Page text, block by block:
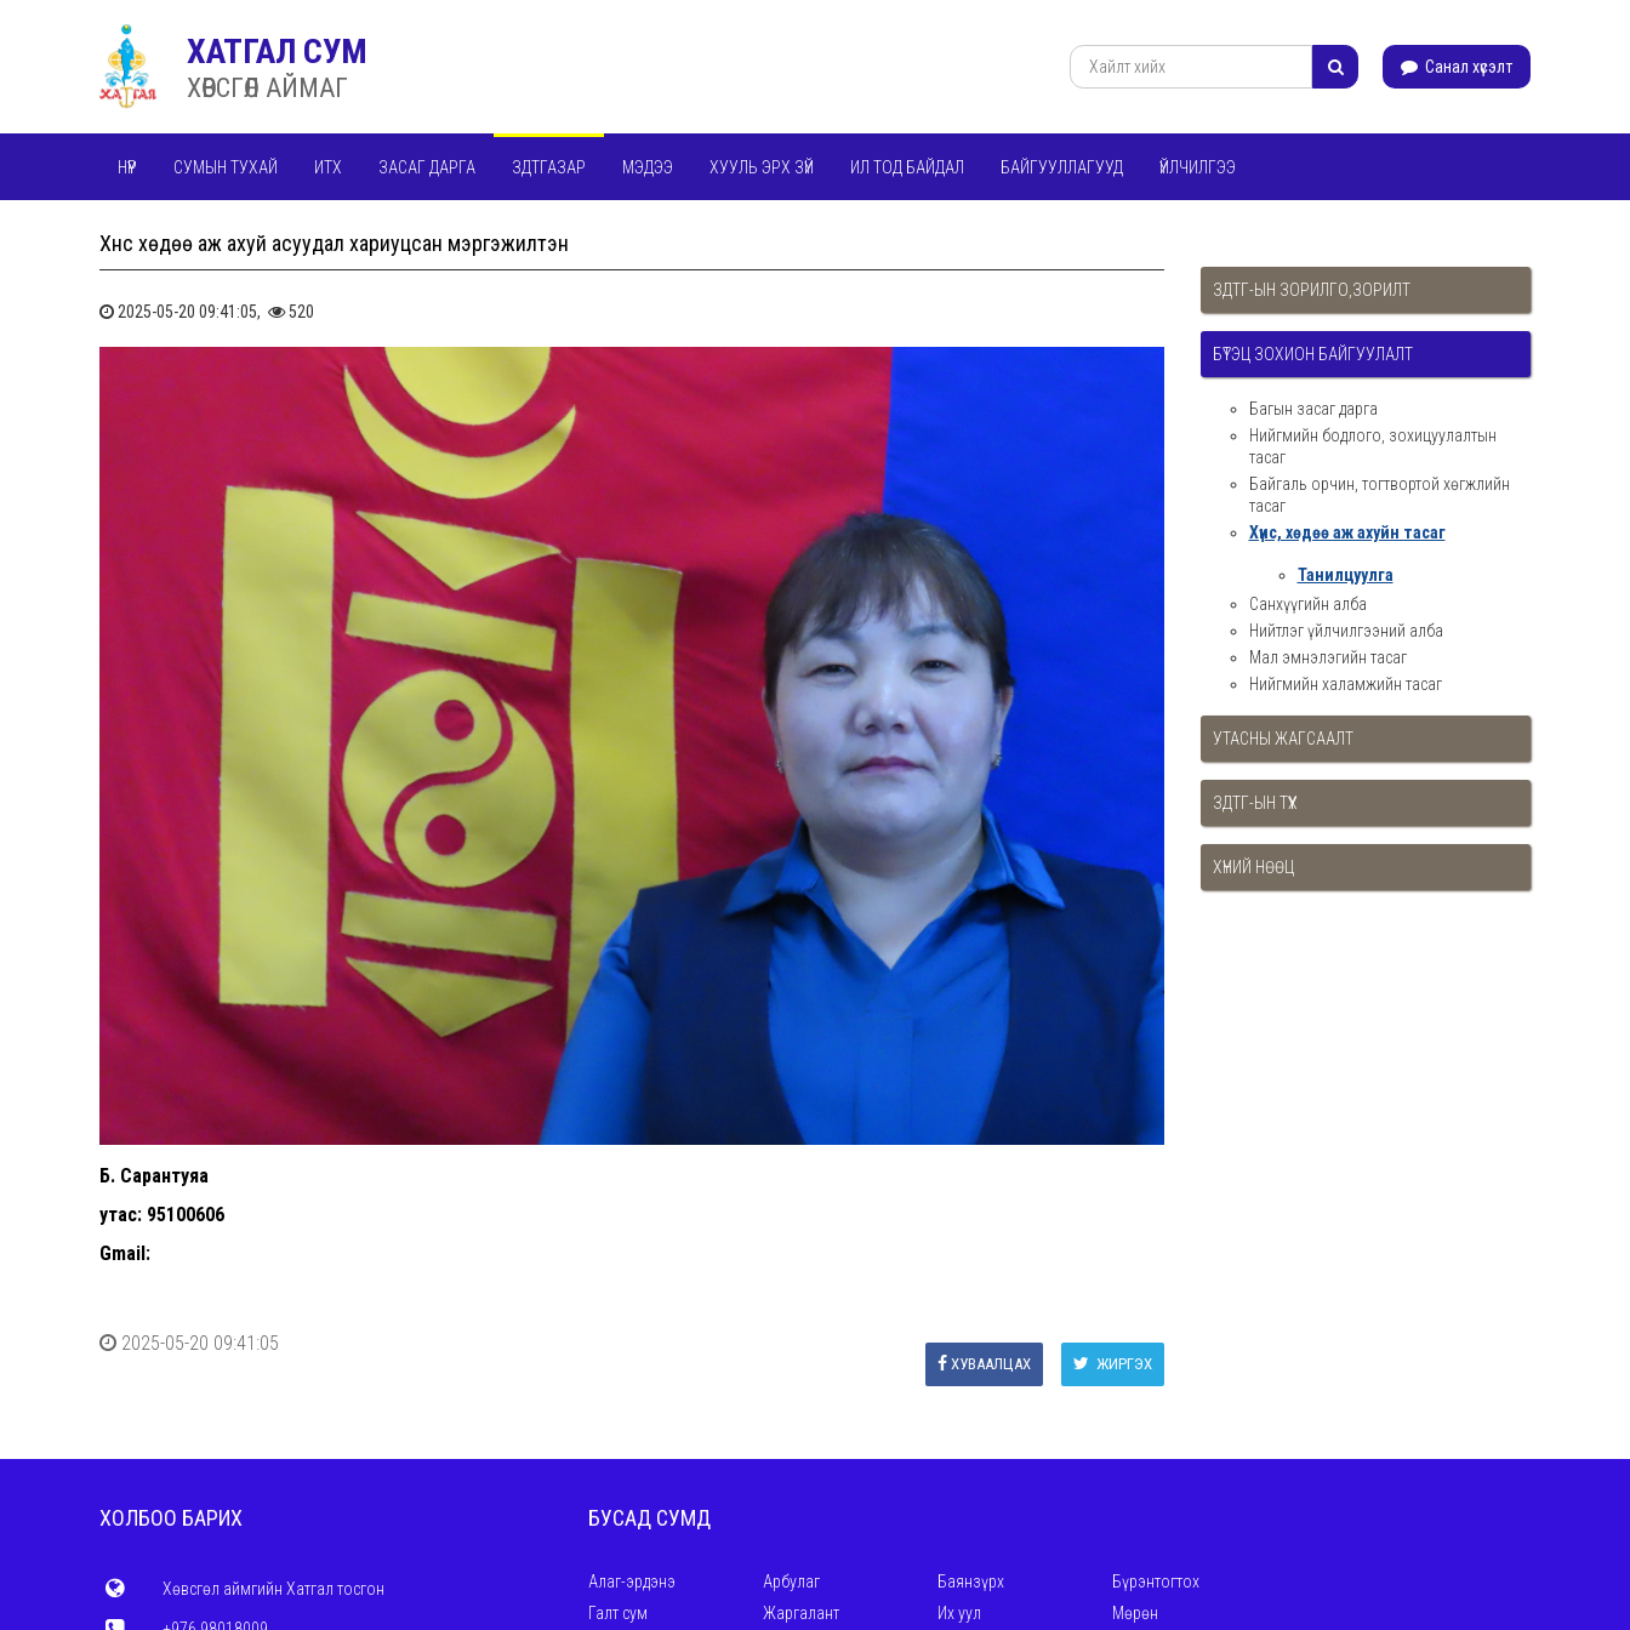
ХАТГАЛ СУМ
ХӨВСГӨЛ АЙМАГ
Санал хүсэлт
НҮҮР СУМЫН ТУХАЙ ИТХ ЗАСАГ ДАРГА ЗДТГАЗАР МЭДЭЭ ХУУЛЬ ЭРХ ЗҮЙ ИЛ ТОД БАЙДАЛ БАЙГУУЛЛАГУУД ҮЙЛЧИЛГЭЭ
Хүнс хөдөө аж ахуй асуудал хариуцсан мэргэжилтэн
2025-05-20 09:41:05, 520
Б. Сарантуяа
утас: 95100606
Gmail:
2025-05-20 09:41:05
ЖИРГЭХ
ХУВААЛЦАХ
ЗДТГ-ЫН ЗОРИЛГО,ЗОРИЛТ
БҮТЭЦ ЗОХИОН БАЙГУУЛАЛТ
Багын засаг дарга
Нийгмийн бодлого, зохицуулалтын
тасаг
Байгаль орчин, тогтвортой хөгжлийн
тасаг
Хүнс, хөдөө аж ахуйн тасаг
Танилцуулга
Санхүүгийн алба
Нийтлэг үйлчилгээний алба
Мал эмнэлэгийн тасаг
Нийгмийн халамжийн тасаг
УТАСНЫ ЖАГСААЛТ
ЗДТГ-ЫН ТҮҮХ
ХҮНИЙ НӨӨЦ
ХОЛБОО БАРИХ
Хөвсгөл аймгийн Хатгал тосгон
БУСАД СУМД
Алаг-эрдэнэ Арбулаг Баянзүрх
Бүрэнтогтох
Галт сум
Жаргалант Их уул Мөрөн